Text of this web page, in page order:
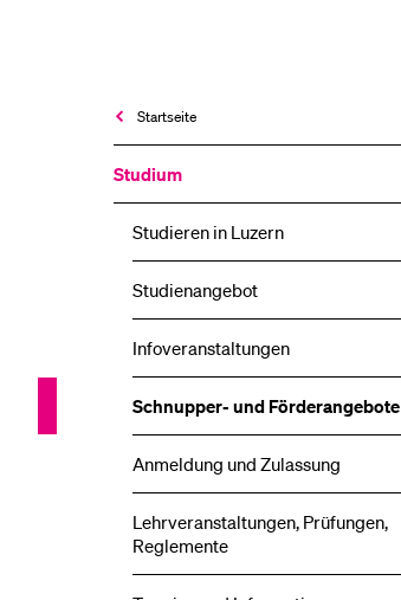
Startseite
Studium
Studieren in Luzern
Studien­angebot
Infoveranstaltungen
Schnupper- und Förderangebote
Anmeldung und Zulassung
Lehrveranstaltungen, Prüfungen,
Reglemente